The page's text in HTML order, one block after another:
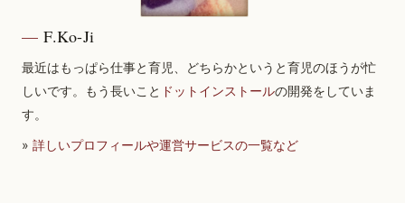
F.Ko-Ji
最近はもっぱら仕事と育児、どちらかというと育児のほうが忙
しいです。もう長いこと ドットインストールの開発をしていま
す。
» 詳しいプロフィールや運営サービスの一覧など